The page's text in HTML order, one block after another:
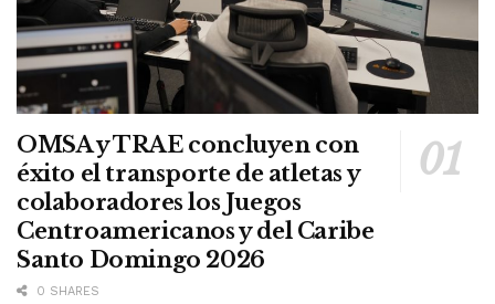
OMSA y TRAE concluyen con
éxito el transporte de atletas y
colaboradores los Juegos
Centroamericanos y del Caribe
Santo Domingo 2026
0 SHARES